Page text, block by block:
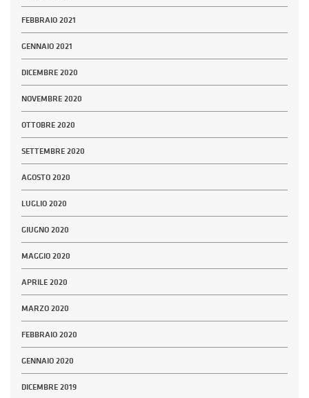
FEBBRAIO 2021
GENNAIO 2021
DICEMBRE 2020
NOVEMBRE 2020
OTTOBRE 2020
SETTEMBRE 2020
AGOSTO 2020
LUGLIO 2020
GIUGNO 2020
MAGGIO 2020
APRILE 2020
MARZO 2020
FEBBRAIO 2020
GENNAIO 2020
DICEMBRE 2019